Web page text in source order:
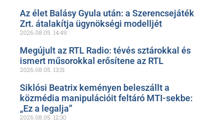
Az élet Balásy Gyula után: a Szerencsejáték
Zrt. átalakítja ügynökségi modelljét
2026.08.05. 14:49
Megújult az RTL Radio: tévés sztárokkal és
ismert műsorokkal erősítene az RTL
2026.08.05. 13:31
Siklósi Beatrix keményen beleszállt a
közmédia manipulációit feltáró MTI-sekbe:
„Ez a legalja”
2026.08.05. 12:30